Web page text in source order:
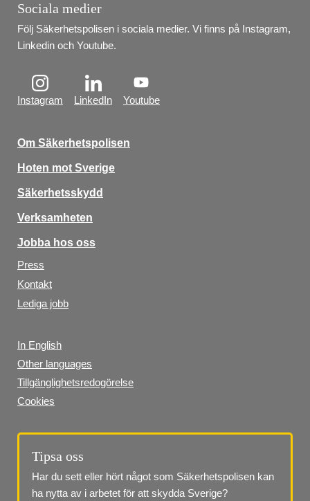
Sociala medier
Följ Säkerhetspolisen i sociala medier. Vi finns på Instagram,
Linkedin och Youtube.
Instagram LinkedIn Youtube
Om Säkerhetspolisen
Hoten mot Sverige
Säkerhetsskydd
Verksamheten
Jobba hos oss
Press
Kontakt
Lediga jobb
In English
Other languages
Tillgänglighetsredogörelse
Cookies
Tipsa oss
Har du sett eller hört något som Säkerhetspolisen kan
ha nytta av i arbetet för att skydda Sverige?